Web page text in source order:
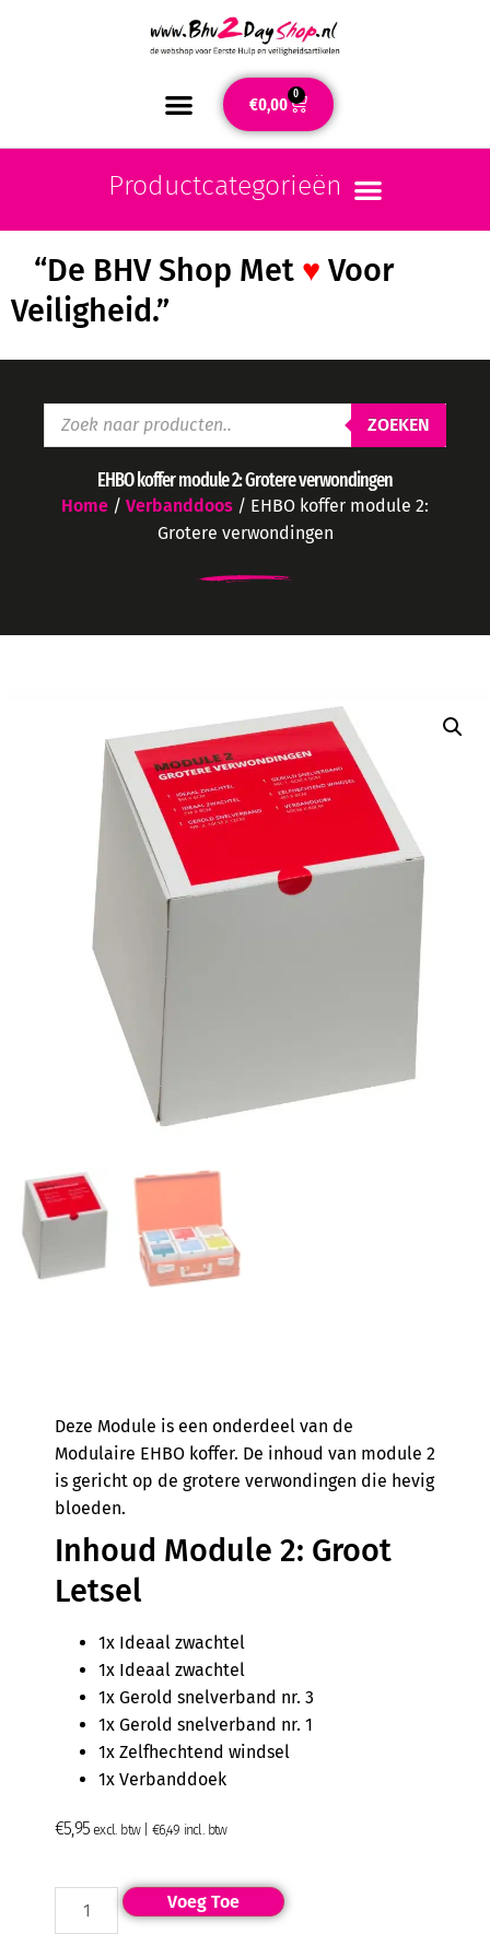
€0,00 0
“De BHV Shop Met ♥ Voor
Veiligheid.”
ZOEKEN
EHBO koffer module 2: Grotere verwondingen
Home / Verbanddoos / EHBO koffer module 2:
Grotere verwondingen
Deze Module is een onderdeel van de
Modulaire EHBO koffer. De inhoud van module 2
is gericht op de grotere verwondingen die hevig
bloeden.
Inhoud Module 2: Groot
Letsel
1x Ideaal zwachtel
1x Ideaal zwachtel
1x Gerold snelverband nr. 3
1x Gerold snelverband nr. 1
1x Zelfhechtend windsel
1x Verbanddoek
€5,95 excl. btw | €6,49 incl. btw
Voeg Toe